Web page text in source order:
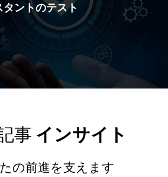
ントのテスト
事 インサイト
の前進を支えます